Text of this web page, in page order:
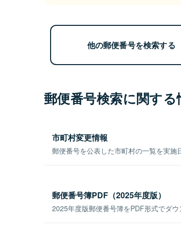
他の郵便番号を検索する
郵便番号検索に関する
市町村変更情報
郵便番号を公表した市町村の一覧を実施
郵便番号簿PDF（2025年度版）
2025年度版郵便番号簿をPDF形式でダウ